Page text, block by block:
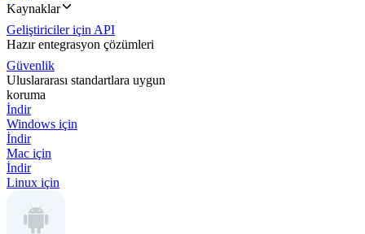
Kaynaklar
Geliştiriciler için API
Hazır entegrasyon çözümleri
Güvenlik
Uluslararası standartlara uygun
koruma
İndir
Windows için
İndir
Mac için
İndir
Linux için